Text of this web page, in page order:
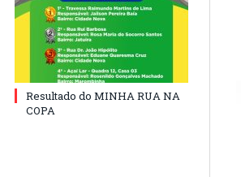
Resultado do MINHA RUA NA
COPA